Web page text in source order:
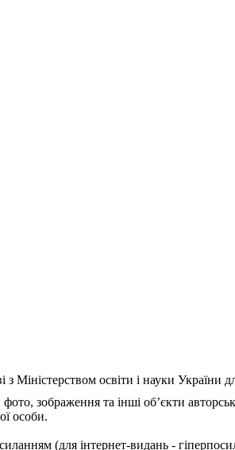
з Міністерством освіти і науки
зображення та інші об’єкти
особи.
(для інтернет-видань -